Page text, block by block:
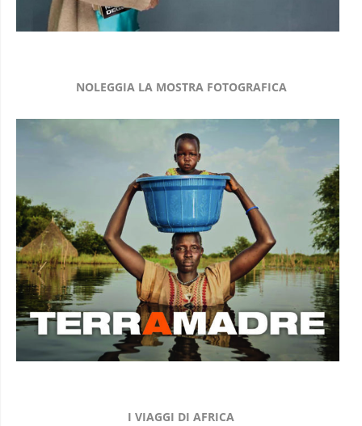
NOLEGGIA LA MOSTRA FOTOGRAFICA
I VIAGGI DI AFRICA